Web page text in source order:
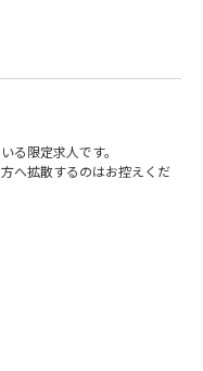
る限定求人です。
へ拡散するのはお控えくだ
通りです。
部統制推進をリードする。
ながる活動に積極的に関わ
を傾け、やりがい向上に寄